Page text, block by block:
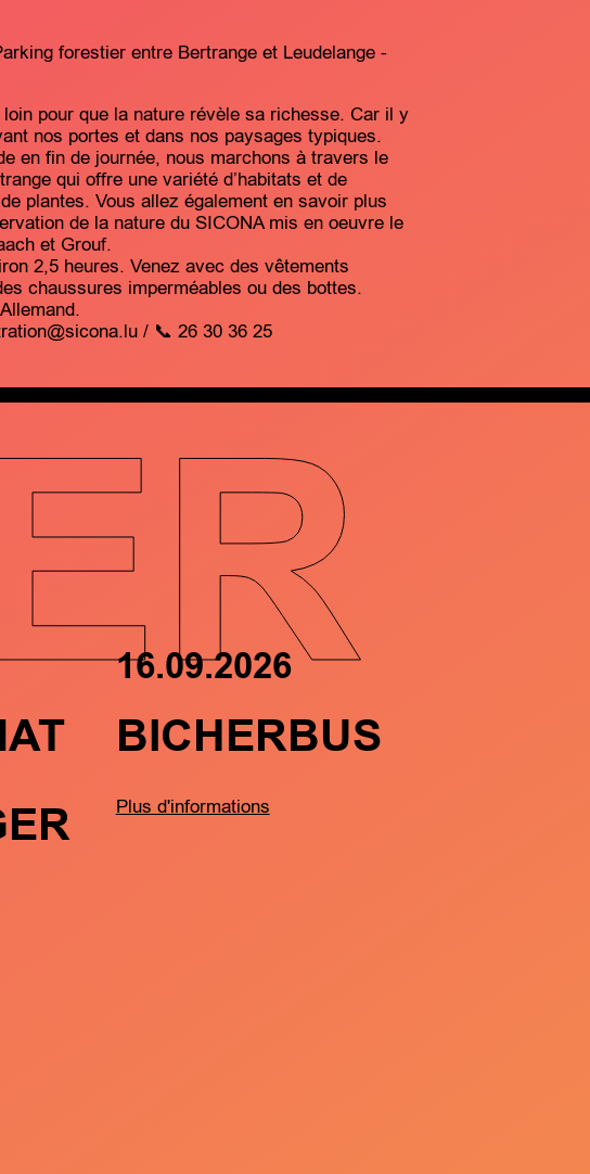
forestier entre Bertrange et Leudelange -
pour que la nature révèle sa richesse. Car il y
nos portes et dans nos paysages typiques.
en fin de journée, nous marchons à travers le
qui offre une variété d’habitats et de
plantes. Vous allez également en savoir plus
de la nature du SICONA mis en oeuvre le
et Grouf.
2,5 heures. Venez avec des vêtements
chaussures imperméables ou des bottes.
/ 📞 26 30 36 25
16.09.2026
BICHERBUS
Plus d'informations